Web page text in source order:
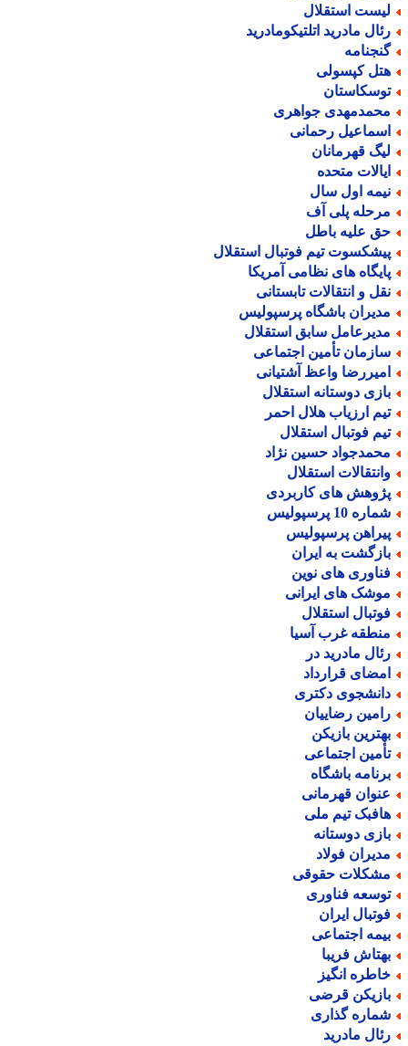
استقلال
مادرید اتلتیکومادرید
کپسولی
جواهری
رحمانی
قهرمانان
متحده
اول سال
پلی آف
علیه باطل
تیم فوتبال استقلال
های نظامی آمریکا
و انتقالات تابستانی
باشگاه پرسپولیس
سابق استقلال
تأمین اجتماعی
واعظ آشتیانی
دوستانه استقلال
ارزیاب هلال احمر
فوتبال استقلال
حسین نژاد
استقلال
های کاربردی
10 پرسپولیس
پرسپولیس
به ایران
های نوین
های ایرانی
استقلال
غرب آسیا
مادرید در
قرارداد
دکتری
رضاییان
بازیکن
اجتماعی
باشگاه
قهرمانی
تیم ملی
دوستانه
فولاد
حقوقی
فناوری
ایران
اجتماعی
فریبا
انگیز
قرضی
گذاری
مادرید